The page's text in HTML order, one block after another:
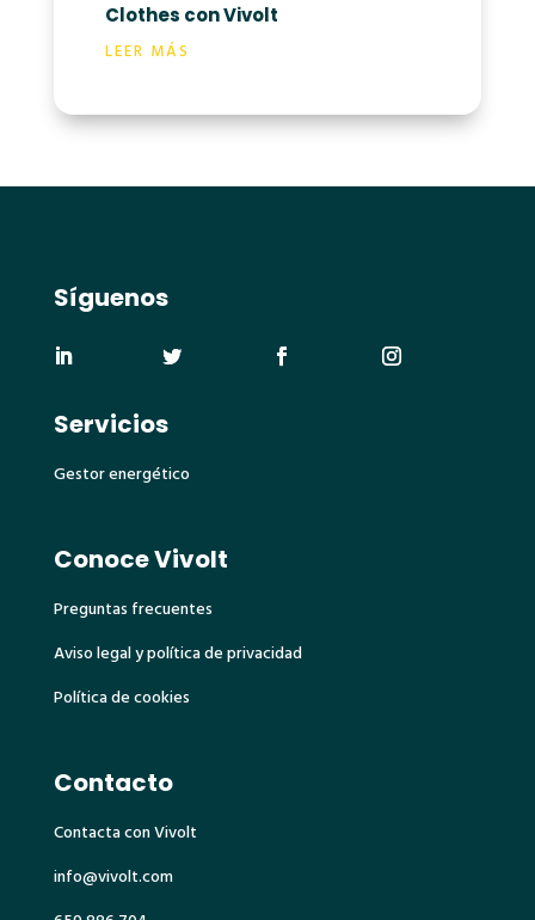
Clothes con Vivolt
LEER MÁS
Servicios
Gestor energético
Conoce Vivolt
Preguntas frecuentes
Aviso legal y política de privacidad
Política de cookies
Contacto
Contacta con Vivolt
info@vivolt.com
Síguenos